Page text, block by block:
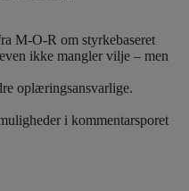
M-O-R om styrkebaseret
ikke mangler vilje – men
oplæringsansvarlige.
i kommentarsporet